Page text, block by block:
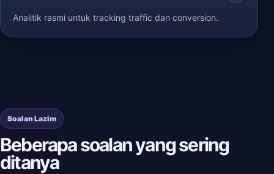
Analitik rasmi untuk tracking traffic dan conversion.
Soalan Lazim
Beberapa soalan yang sering
ditanya